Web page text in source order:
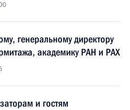
генеральному директору
академику РАН и РАХ
и гостям